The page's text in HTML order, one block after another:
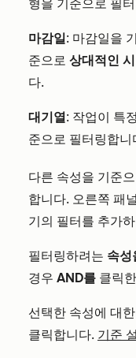
형을 기준으로 필
마감일: 마감일을
준으로 상대적인
다.
대기열: 작업이 특정
준으로 필터링합니
다른 속성을 기준
합니다. 오른쪽 패
기의 필터를 추가
필터링하려는 속성
경우 AND를 클릭
선택한 속성에 대
클릭합니다. 기준